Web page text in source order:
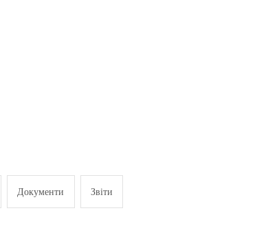
Документи Звіти